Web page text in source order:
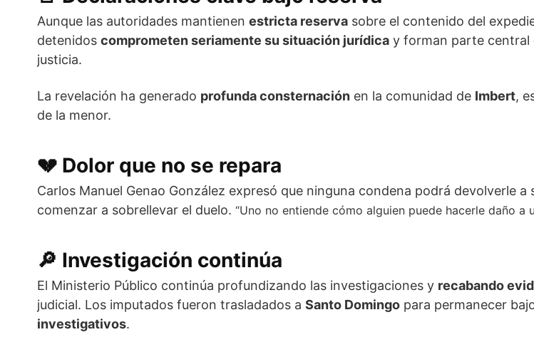
Aunque las autoridades mantienen estricta reserva sobre el contenido del
detenidos comprometen seriamente su situación jurídica y forman parte central
justicia.
La revelación ha generado profunda consternación en la comunidad de Imbert,
de la menor.
💔 Dolor que no se repara
Carlos Manuel Genao González expresó que ninguna condena podrá devolverle
comenzar a sobrellevar el duelo. “Uno no entiende cómo alguien puede hacerle daño a
🔎 Investigación continúa
El Ministerio Público continúa profundizando las investigaciones y recabando
judicial. Los imputados fueron trasladados a Santo Domingo para permanecer
investigativos.